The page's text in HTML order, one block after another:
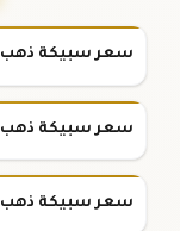
سعر سبيكة ذهب ١ جرام عيار ٢٤
سعر سبيكة ذهب ٢ جرام عيار ٢٤
سعر سبيكة ذهب ٢.٥ جرام عيار ٢٤